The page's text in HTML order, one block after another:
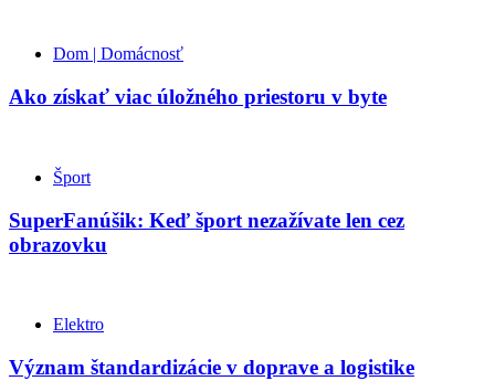
Dom | Domácnosť
Ako získať viac úložného priestoru v byte
Šport
SuperFanúšik: Keď šport nezažívate len cez
obrazovku
Elektro
Význam štandardizácie v doprave a logistike